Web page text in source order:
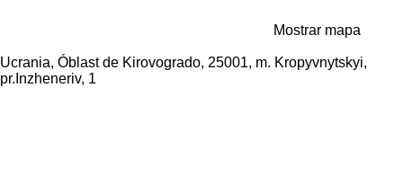
Mostrar mapa
Ucrania, Óblast de Kirovogrado, 25001, m. Kropyvnytskyi,
pr.Inzheneriv, 1